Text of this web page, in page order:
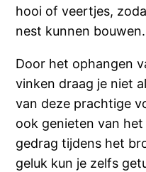
hooi of veertjes,
nest kunnen bouwen.
Door het ophangen
vinken draag je niet
van deze prachtige
ook genieten van
gedrag tijdens het
geluk kun je zelfs